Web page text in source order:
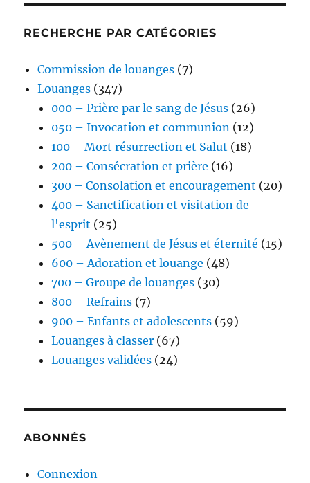
RECHERCHE PAR CATÉGORIES
Commission de louanges (7)
Louanges (347)
000 – Prière par le sang de Jésus (26)
050 – Invocation et communion (12)
100 – Mort résurrection et Salut (18)
200 – Consécration et prière (16)
300 – Consolation et encouragement (20)
400 – Sanctification et visitation de
l'esprit (25)
500 – Avènement de Jésus et éternité (15)
600 – Adoration et louange (48)
700 – Groupe de louanges (30)
800 – Refrains (7)
900 – Enfants et adolescents (59)
Louanges à classer (67)
Louanges validées (24)
ABONNÉS
Connexion